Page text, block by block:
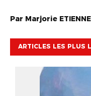
Par Marjorie ETIENNE
ARTICLES LES PLUS